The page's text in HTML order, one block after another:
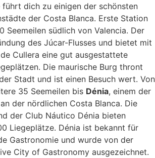
führt dich zu einigen der schönsten
der Costa Blanca. Erste Station
Seemeilen südlich von Valencia. Der
des Júcar-Flusses und bietet mit
Cullera eine gut ausgestattete
Die maurische Burg thront
Stadt und ist einen Besuch wert. Von
35 Seemeilen bis Dénia, einem der
der nördlichen Costa Blanca. Die
der Club Náutico Dénia bieten
Liegeplätze. Dénia ist bekannt für
Gastronomie und wurde von der
City of Gastronomy ausgezeichnet.